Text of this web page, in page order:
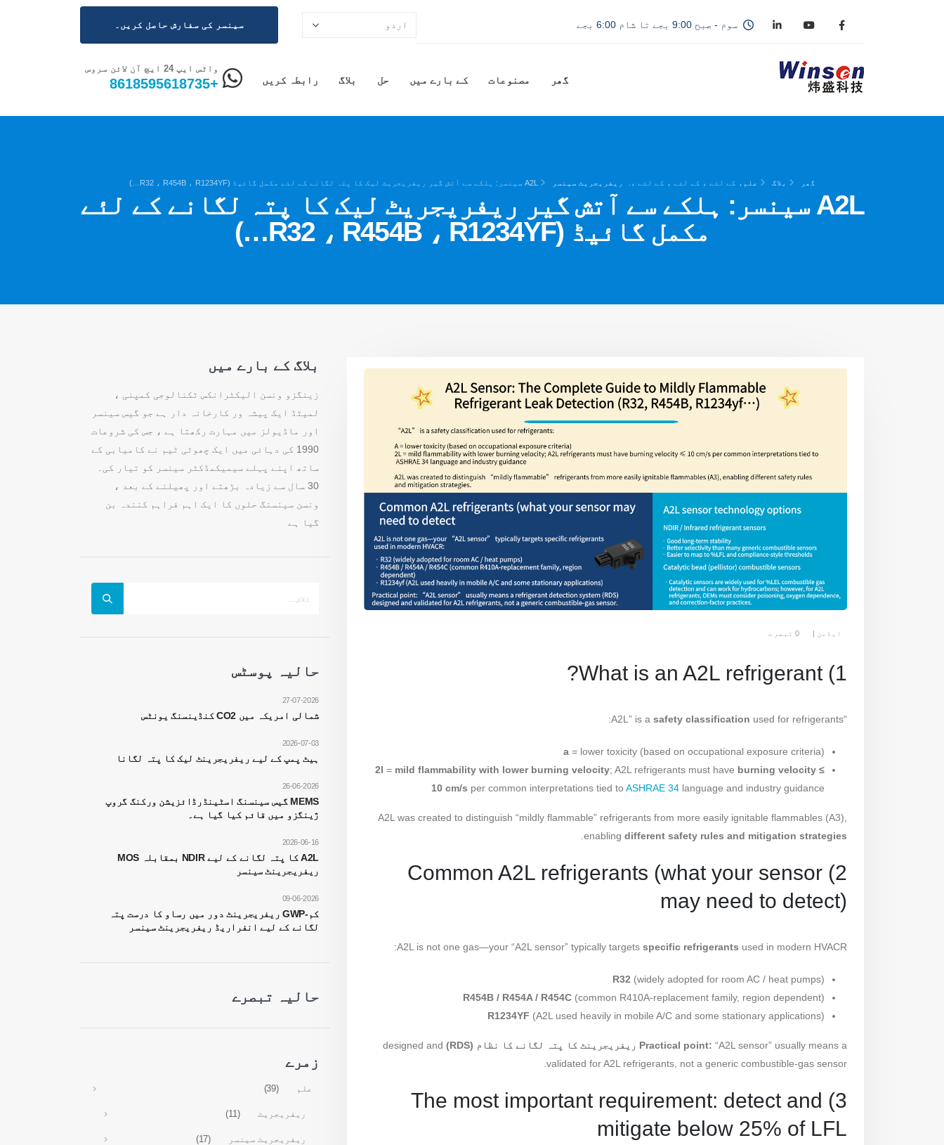
سوم - صبح 9:00 بجے تا شام 6:00 بجے سینسر کی سفارش حاصل کریں۔
گھر مصنوعات کے بارے میں حل بلاگ رابطہ کریں
واٹس ایپ 24 ایچ آن لائن سروس
+8618595618735
گھر بلاگ علم ، کے لئے ، کے لئے ، کے لئے ،. ریفریجریٹ سینسر A2L سینسر: ہلکے سے آتش گیر ریفریجریٹ لیک کا پتہ لگانے کے لئے مکمل گائیڈ (R32 ، R454B ، R1234YF…)
A2L سینسر: ہلکے سے آتش گیر ریفریجریٹ لیک کا پتہ لگانے کے لئے
مکمل گائیڈ (R32 ، R454B ، R1234YF…)
ایڈمن 0 تبصرے
1) What is an A2L refrigerant?
“A2L” is a
safety classification used for refrigerants:
a = lower toxicity (based on occupational exposure criteria)
2l = mild flammability with lower burning velocity; A2L refrigerants must have burning velocity ≤
10 cm/s per common interpretations tied to ASHRAE 34 language and industry guidance
A2L was created to distinguish “mildly flammable” refrigerants from more easily ignitable flammables (A3),
enabling different safety rules and mitigation strategies
2) Common A2L refrigerants (what your sensor
may need to detect)
A2L is not one gas—your “A2L sensor” typically targets specific refrigerants used in modern HVACR:
R32 (widely adopted for room AC / heat pumps)
R454B / R454A / R454C (common R410A-replacement family, region dependent)
R1234YF (A2L used heavily in mobile A/C and some stationary applications)
Practical point: “A2L sensor” usually means a ریفریجرینٹ کا پتہ لگانے کا نظام (RDS)
designed and
validated for A2L refrigerants, not a generic combustible-gas sensor.
3) The most important requirement: detect and
mitigate below 25% of LFL
بلاگ کے بارے میں
زینگزو ونسن الیکٹرانکس ٹکنالوجی کمپنی ،
لمیٹڈ ایک پیشہ ور کارخانہ دار ہے جو گیس سینسر
اور ماڈیولز میں مہارت رکھتا ہے ، جس کی شروعات
1990 کی دہائی میں ایک چھوٹی ٹیم نے کامیابی کے
ساتھ اپنے پہلے سیمیکمڈکٹر سینسر کو تیار کی۔
30 سال سے زیادہ بڑھتے اور پھیلنے کے بعد ،
ونسن سینسنگ حلوں کا ایک اہم فراہم کنندہ بن
گیا ہے
حالیہ پوسٹس
شمالی امریکہ میں CO2 کنڈینسنگ یونٹس
27-07-2026
ہیٹ پمپ کے لیے ریفریجرینٹ لیک کا پتہ لگانا
2026-07-03
MEMS گیس سینسنگ اسٹینڈرڈائزیشن ورکنگ گروپ
ژینگزو میں قائم کیا گیا ہے۔
26-06-2026
A2L کا پتہ لگانے کے لیے NDIR بمقابلہ MOS
ریفریجرینٹ سینسر
2026-06-16
کم-GWP ریفریجرینٹ دور میں رساو کا درست پتہ
لگانے کے لیے انفراریڈ ریفریجرینٹ سینسر
09-06-2026
حالیہ تبصرے
زمرے
علم (39)
ریفریجریٹ (11)
ریفریجریٹ سینسر (17)